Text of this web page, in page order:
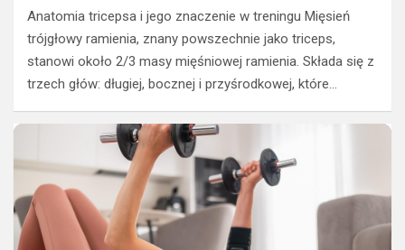
Anatomia tricepsa i jego znaczenie w treningu Mięsień
trójgłowy ramienia, znany powszechnie jako triceps,
stanowi około 2/3 masy mięśniowej ramienia. Składa się z
trzech głów: długiej, bocznej i przyśrodkowej, które…